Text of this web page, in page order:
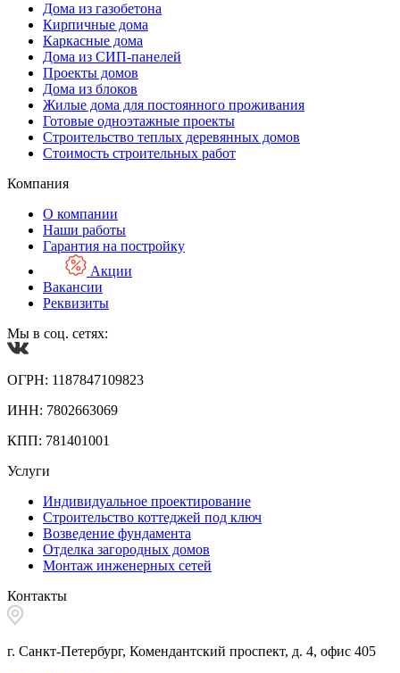
Дома из газобетона
Кирпичные дома
Каркасные дома
Дома из СИП-панелей
Проекты домов
Дома из блоков
Жилые дома для постоянного проживания
Готовые одноэтажные проекты
Строительство теплых деревянных домов
Стоимость строительных работ
Компания
О компании
Наши работы
Гарантия на постройку
Акции
Вакансии
Реквизиты
Мы в соц. сетях:
ОГРН: 1187847109823
ИНН: 7802663069
КПП: 781401001
Услуги
Индивидуальное проектирование
Строительство коттеджей под ключ
Возведение фундамента
Отделка загородных домов
Монтаж инженерных сетей
Контакты
г. Санкт-Петербург, Комендантский проспект, д. 4, офис 405